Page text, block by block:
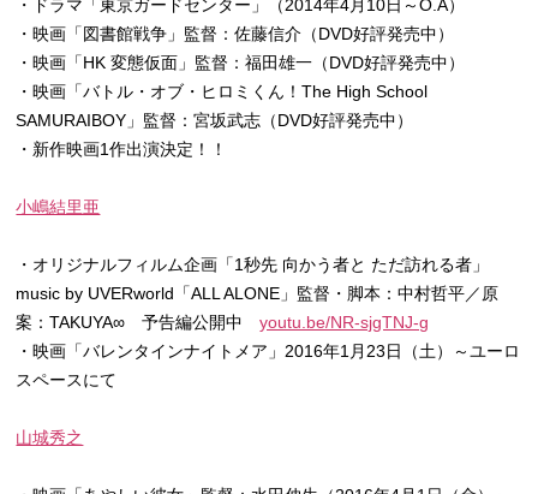
・ドラマ「東京ガードセンター」（2014年4月10日～O.A）
・映画「図書館戦争」監督：佐藤信介（DVD好評発売中）
・映画「HK 変態仮面」監督：福田雄一（DVD好評発売中）
・映画「バトル・オブ・ヒロミくん！The High School
SAMURAIBOY」監督：宮坂武志（DVD好評発売中）
・新作映画1作出演決定！！
小嶋結里亜
・オリジナルフィルム企画「1秒先 向かう者と ただ訪れる者」
music by UVERworld「ALL ALONE」監督・脚本：中村哲平／原
案：TAKUYA∞ 予告編公開中youtu.be/NR-sjgTNJ-g
・映画「バレンタインナイトメア」2016年1月23日（土）～ユーロ
スペースにて
山城秀之